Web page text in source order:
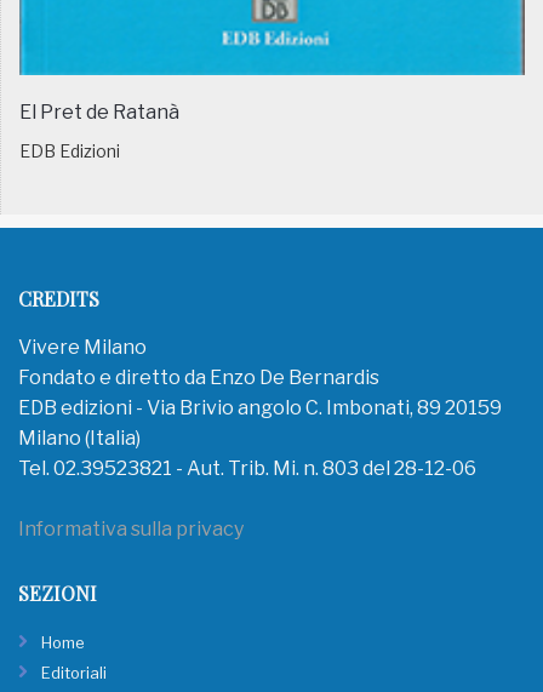
El Pret de Ratanà
EDB Edizioni
CREDITS
Vivere Milano
Fondato e diretto da Enzo De Bernardis
EDB edizioni - Via Brivio angolo C. Imbonati, 89 20159
Milano (Italia)
Tel. 02.39523821 - Aut. Trib. Mi. n. 803 del 28-12-06
Informativa sulla privacy
SEZIONI
Home
Editoriali